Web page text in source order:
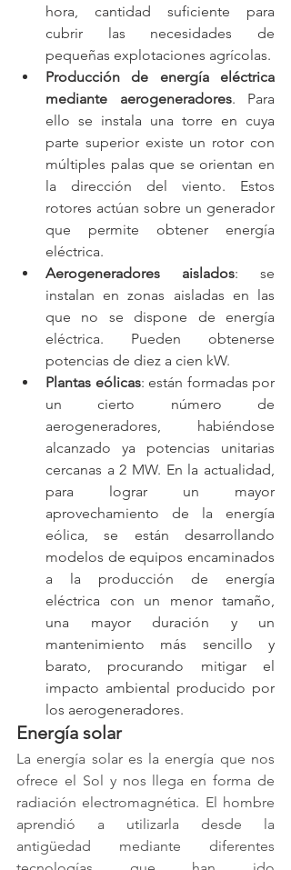
hora, cantidad suficiente para
cubrir las necesidades de
pequeñas explotaciones agrícolas.
Producción de energía eléctrica
mediante aerogeneradores. Para
ello se instala una torre en cuya
parte superior existe un rotor con
múltiples palas que se orientan en
la dirección del viento. Estos
rotores actúan sobre un generador
que permite obtener energía
eléctrica.
Aerogeneradores aislados: se
instalan en zonas aisladas en las
que no se dispone de energía
eléctrica. Pueden obtenerse
potencias de diez a cien kW.
Plantas eólicas: están formadas por
un cierto número de
aerogeneradores, habiéndose
alcanzado ya potencias unitarias
cercanas a 2 MW. En la actualidad,
para lograr un mayor
aprovechamiento de la energía
eólica, se están desarrollando
modelos de equipos encaminados
a la producción de energía
eléctrica con un menor tamaño,
una mayor duración y un
mantenimiento más sencillo y
barato, procurando mitigar el
impacto ambiental producido por
los aerogeneradores.
Energía solar
La energía solar es la energía que nos
ofrece el Sol y nos llega en forma de
radiación electromagnética. El hombre
aprendió a utilizarla desde la
antigüedad mediante diferentes